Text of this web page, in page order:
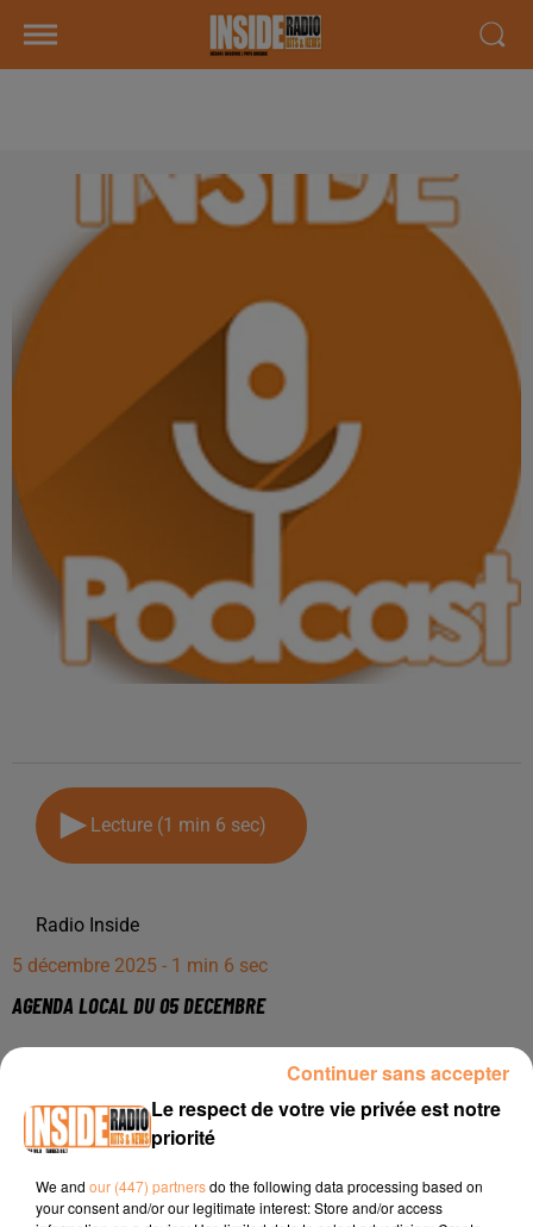
Lecture (1 min 6 sec)
Radio Inside
5 décembre 2025 - 1 min 6 sec
AGENDA LOCAL DU 05 DECEMBRE
00:12 Spectacle de D'jal au Centre Léo Lagrange szamedi 06
décembre 20h30
00:27 ANGLET / Loto des Genêts dimanche à partir de 15h à
la Salle Saint Jean
00:39 PAU/LESCAR : Marché Solidaire de Noël saedi 06
Le respect de votre vie privée est notre
priorité
We and our (447) partnersdo the following data processing based on
your consent and/or our legitimate interest: Store and/or access
Continuer sans accepter